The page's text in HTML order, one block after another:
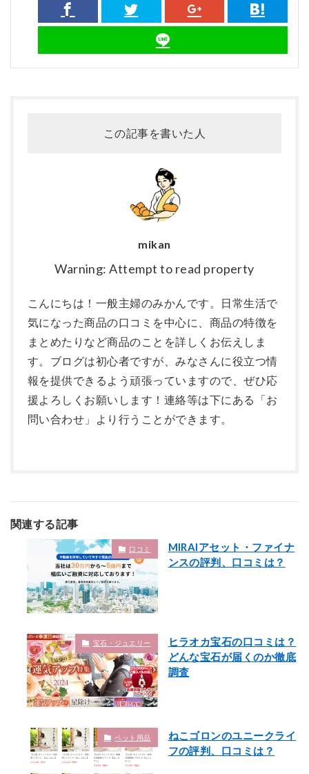
この記事を書いた人
mikan
Warning: Attempt to read property
こんにちは！一般主婦のみかんです。日常生活で
気になった商品の口コミを中心に、商品の特徴を
まとめたりなど商品のことを詳しくお伝えしま
す。ブログは初心者ですが、みなさんに役立つ情
報を提供できるよう頑張っていますので、ぜひ応
援よろしくお願いします！連絡等は下にある「お
問い合わせ」より行うことができます。
関連する記事
口コミ
MIRAIアセット・ファイナ
ンスの評判、口コミは？
宝石・ジュエリー
ヒラオカ宝石の口コミは？
どんな宝石が届くのか徹底
調査
ペット用品
ねこゴロンのユニークライ
フの評判、口コミは？